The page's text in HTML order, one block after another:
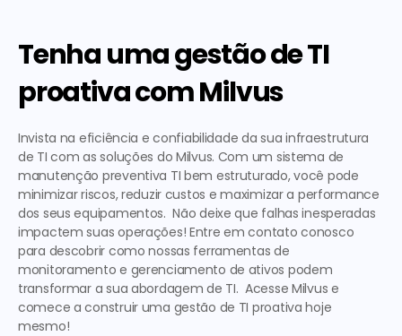
Tenha uma gestão de TI
proativa com Milvus
Invista na eficiência e confiabilidade da sua infraestrutura
manutenção preventiva TI bem estruturado, você pode
minimizar riscos, reduzir custos e maximizar a performance
dos seus equipamentos.  Não deixe que falhas inesperadas
impactem suas operações! Entre em contato conosco
para descobrir como nossas ferramentas de
monitoramento e gerenciamento de ativos podem
transformar a sua abordagem de TI.  Acesse Milvus e
comece a construir uma gestão de TI proativa hoje
mesmo!